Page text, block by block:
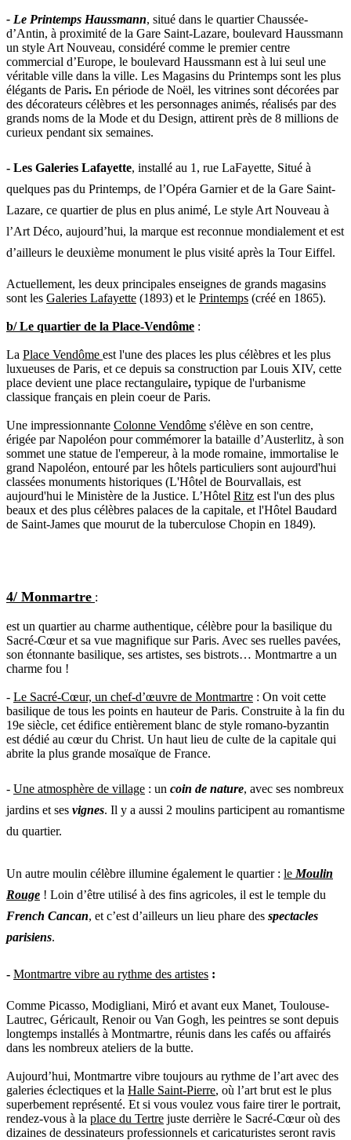
- Le Printemps Haussmann, situé dans le quartier Chaussée-
d’Antin, à proximité de la Gare Saint-Lazare, boulevard Haussmann
un style Art Nouveau, considéré comme le premier centre
commercial d’Europe, le boulevard Haussmann est à lui seul une
véritable ville dans la ville. Les Magasins du Printemps sont les plus
élégants de Paris. En période de Noël, les vitrines sont décorées par
des décorateurs célèbres et les personnages animés, réalisés par des
grands noms de la Mode et du Design, attirent près de 8 millions de
curieux pendant six semaines.
- Les Galeries Lafayette, installé au 1, rue LaFayette, Situé à
quelques pas du Printemps, de l’Opéra Garnier et de la Gare Saint-
Lazare, ce quartier de plus en plus animé, Le style Art Nouveau à
l’Art Déco, aujourd’hui, la marque est reconnue mondialement et est
d’ailleurs le deuxième monument le plus visité après la Tour Eiffel.
Actuellement, les deux principales enseignes de grands magasins
sont les Galeries Lafayette (1893) et le Printemps (créé en 1865).
b/ Le quartier de la Place-Vendôme :
La Place Vendôme est l'une des places les plus célèbres et les plus
luxueuses de Paris, et ce depuis sa construction par Louis XIV, cette
place devient une place rectangulaire, typique de l'urbanisme
classique français en plein coeur de Paris.
Une impressionnante Colonne Vendôme s'élève en son centre,
érigée par Napoléon pour commémorer la bataille d’Austerlitz, à son
sommet une statue de l'empereur, à la mode romaine, immortalise le
grand Napoléon, entouré par les hôtels particuliers sont aujourd'hui
classées monuments historiques (L'Hôtel de Bourvallais, est
aujourd'hui le Ministère de la Justice. L’Hôtel Ritz est l'un des plus
beaux et des plus célèbres palaces de la capitale, et l'Hôtel Baudard
de Saint-James que mourut de la tuberculose Chopin en 1849).
4/ Monmartre :
est un quartier au charme authentique, célèbre pour la basilique du
Sacré-Cœur et sa vue magnifique sur Paris. Avec ses ruelles pavées,
son étonnante basilique, ses artistes, ses bistrots… Montmartre a un
charme fou !
- Le Sacré-Cœur, un chef-d’œuvre de Montmartre : On voit cette
basilique de tous les points en hauteur de Paris. Construite à la fin du
19e siècle, cet édifice entièrement blanc de style romano-byzantin
est dédié au cœur du Christ. Un haut lieu de culte de la capitale qui
abrite la plus grande mosaïque de France.
- Une atmosphère de village : un coin de nature, avec ses nombreux
jardins et ses vignes. Il y a aussi 2 moulins participent au romantisme
du quartier.
Un autre moulin célèbre illumine également le quartier : le Moulin
Rouge ! Loin d’être utilisé à des fins agricoles, il est le temple du
French Cancan, et c’est d’ailleurs un lieu phare des spectacles
parisiens.
- Montmartre vibre au rythme des artistes :
Comme Picasso, Modigliani, Miró et avant eux Manet, Toulouse-
Lautrec, Géricault, Renoirou Van Gogh, les peintres se sont depuis
longtemps installés à Montmartre, réunis dans les cafés ou affairés
dans les nombreux ateliers de la butte.
Aujourd’hui, Montmartre vibre toujours au rythme de l’art avec des
galeries éclectiques et la Halle Saint-Pierre, où l’art brut est le plus
superbement représenté. Et si vous voulez vous faire tirer le portrait,
rendez-vous à la place du Tertre juste derrière le Sacré-Cœuroù des
dizaines de dessinateurs professionnels et caricaturistes seront ravis